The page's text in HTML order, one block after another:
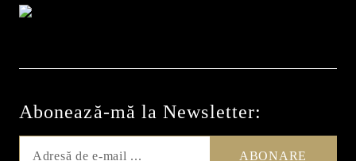
Abonează-mă la Newsletter: